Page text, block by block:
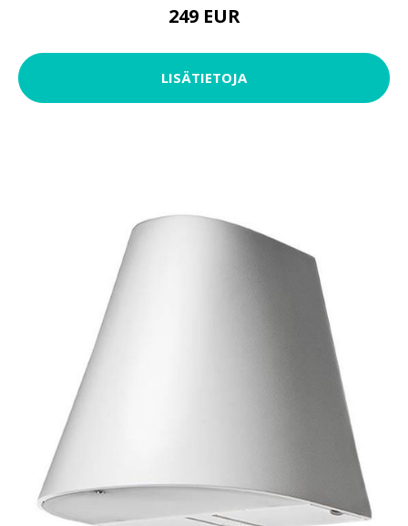
249 EUR
LISÄTIETOJA